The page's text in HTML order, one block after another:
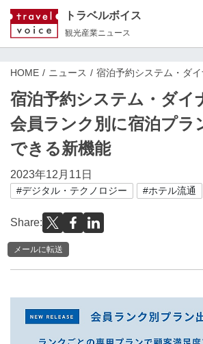
トラベルボイス
観光産業ニュース
HOME ニュース 宿泊予約システム・ダ
宿泊予約システム・ダイ
会員ランク別に宿泊プラ
できる新機能
2023年12月11日
#デジタル・テクノロジー #ホテル流通
Share:
メールに転送